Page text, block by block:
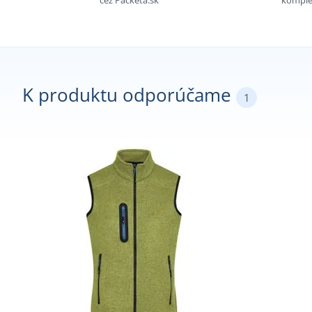
K produktu odporúčame 1